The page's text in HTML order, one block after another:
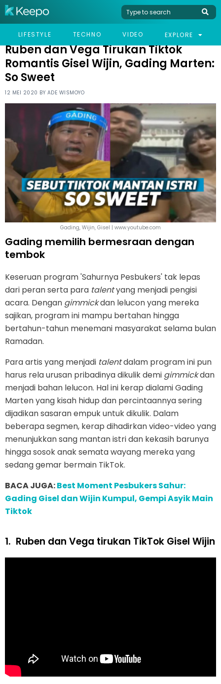
LIFESTYLE TECHNO VIDEO EXPLORE
HOME CELEB
RUBEN DAN VEGA TIRUKAN TIKTOK ROMANTIS GISEL WIJIN,
Ruben dan Vega Tirukan Tiktok
Romantis Gisel Wijin, Gading Marten:
So Sweet
12 MEI 2020 BY ADE WISMOYO
Gading, Wijin, Gisel | www.youtube.com
Gading memilih bermesraan dengan
tembok
Keseruan program 'Sahurnya Pesbukers' tak lepas
dari peran serta para talentyang menjadi pengisi
acara. Dengan gimmickdan lelucon yang mereka
sajikan, program ini mampu bertahan hingga
bertahun-tahun menemani masyarakat selama bulan
Ramadan.
Para artis yang menjadi talentdalam program ini pun
harus rela urusan pribadinya dikulik demi gimmickdan
menjadi bahan lelucon. Hal ini kerap dialami Gading
Marten yang kisah hidup dan percintaannya sering
dijadikan sasaran empuk untuk dikulik. Dalam
beberapa segmen, kerap dihadirkan video-video yang
menunjukkan sang mantan istri dan kekasih barunya
hingga sosok anak semata wayang mereka yang
sedang gemar bermain TikTok.
BACA JUGA:Best Moment Pesbukers Sahur:
Gading Gisel dan Wijin Kumpul, Gempi Asyik Main
Tiktok
1. Ruben dan Vega tirukan TikTok Gisel Wijin